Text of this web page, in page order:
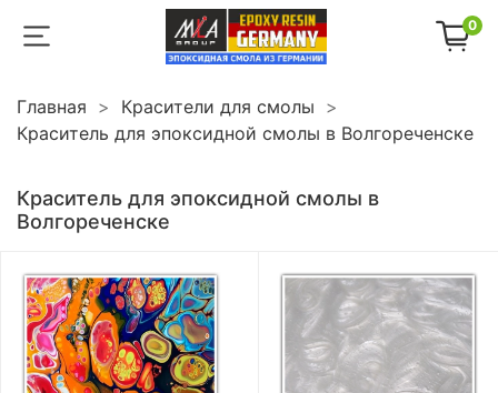
0
Главная
Красители для смолы
Краситель для эпоксидной смолы в Волгореченске
Краситель для эпоксидной смолы в
Волгореченске